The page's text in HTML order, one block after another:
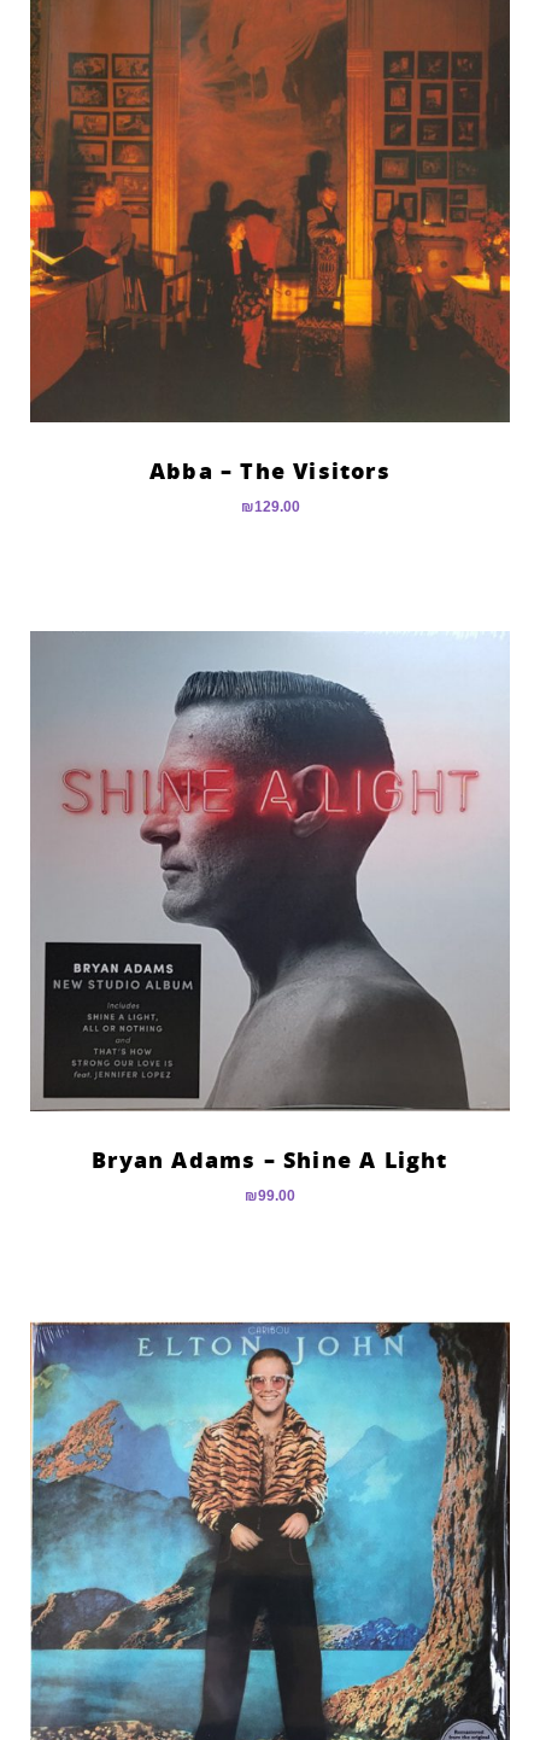
Abba – The Visitors
₪129.00
Bryan Adams – Shine A Light
₪99.00